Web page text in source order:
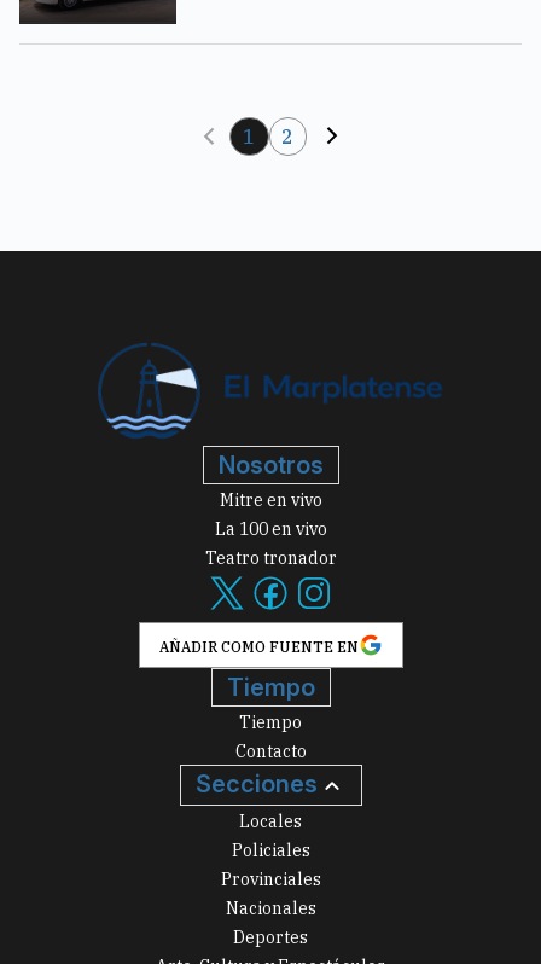
1 2
Nosotros
Mitre en vivo
La 100 en vivo
Teatro tronador
AÑADIR COMO FUENTE EN
Tiempo
Tiempo
Contacto
Secciones
Locales
Policiales
Provinciales
Nacionales
Deportes